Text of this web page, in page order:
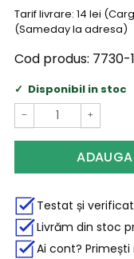
Tarif livrare: 14 lei
(Sameday la adresa)
Cod produs: 7730-
Disponibil in stoc
− +
Testat și
Livrăm din stoc
Ai cont?